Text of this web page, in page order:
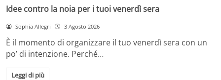
Idee contro la noia per i tuoi venerdì sera
Sophia Allegri 3 Agosto 2026
È il momento di organizzare il tuo venerdì sera con un
po’ di intenzione. Perché…
Leggi di più